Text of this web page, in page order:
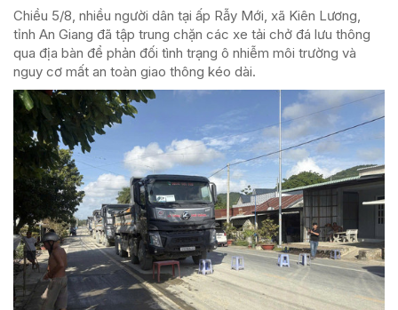
Chiều 5/8, nhiều người dân tại ấp Rẫy Mới, xã Kiên Lương,
tỉnh An Giang đã tập trung chặn các xe tải chở đá lưu thông
qua địa bàn để phản đối tình trạng ô nhiễm môi trường và
nguy cơ mất an toàn giao thông kéo dài.